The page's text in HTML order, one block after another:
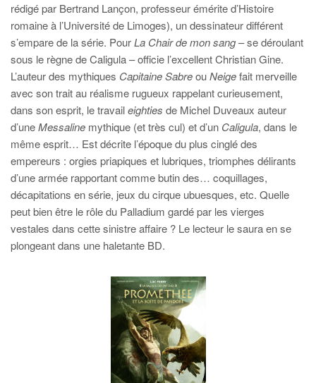
rédigé par Bertrand Lançon, professeur émérite d’Histoire
romaine à l’Université de Limoges), un dessinateur différent
s’empare de la série. PourLa Chair de mon sang– se déroulant
sous le règne de Caligula – officie l’excellent Christian Gine.
L’auteur des mythiques Capitaine SabreouNeigefait merveille
avec son trait au réalisme rugueux rappelant curieusement,
dans son esprit, le travaileighties de Michel Duveaux auteur
d’uneMessaline mythique (et très cul) et d’un Caligula, dans le
même esprit… Est décrite l’époque du plus cinglé des
empereurs : orgies priapiques et lubriques, triomphes délirants
d’une armée rapportant comme butin des… coquillages,
décapitations en série, jeux du cirque ubuesques, etc. Quelle
peut bien être le rôle du Palladium gardé par les vierges
vestales dans cette sinistre affaire ? Le lecteur le saura en se
plongeant dans une haletante BD.